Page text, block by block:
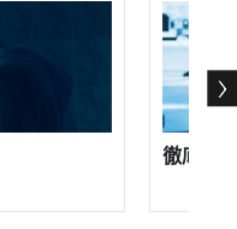
的設計，它經過IP等級
以承受工業環境中常
劣條件，對於需要在
成為耐用且可靠的工
徹底改變電